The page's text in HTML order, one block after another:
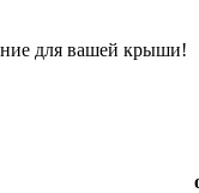
для вашей крыши!